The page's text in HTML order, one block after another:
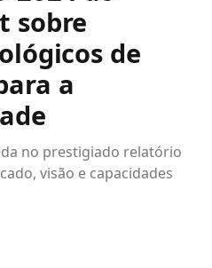
sobre
de
a
no prestigiado relatório
visão e capacidades